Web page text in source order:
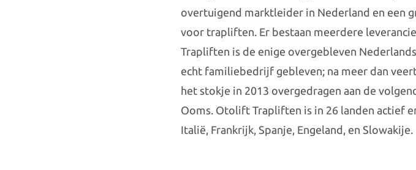
overtuigend marktleider in Nederland en een
voor trapliften. Er bestaan meerdere
Trapliften is de enige overgebleven
echt familiebedrijf gebleven; na meer dan
het stokje in 2013 overgedragen aan de
Ooms. Otolift Trapliften is in 26 landen actief
Italië, Frankrijk, Spanje, Engeland, en Slowakije.